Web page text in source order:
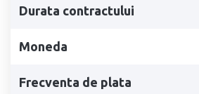
Durata contractului
Moneda
Frecventa de plata